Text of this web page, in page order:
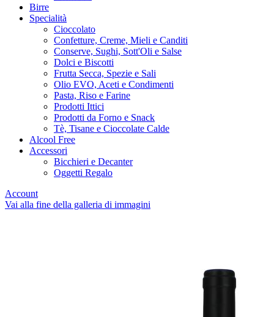
Birre
Specialità
Cioccolato
Confetture, Creme, Mieli e Canditi
Conserve, Sughi, Sott'Oli e Salse
Dolci e Biscotti
Frutta Secca, Spezie e Sali
Olio EVO, Aceti e Condimenti
Pasta, Riso e Farine
Prodotti Ittici
Prodotti da Forno e Snack
Tè, Tisane e Cioccolate Calde
Alcool Free
Accessori
Bicchieri e Decanter
Oggetti Regalo
Account
Vai alla fine della galleria di immagini